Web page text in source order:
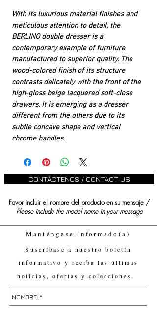
With its luxurious material finishes and
meticulous attention to detail, the
BERLINO double dresser is a
contemporary example of furniture
manufactured to superior quality. The
wood-colored finish of its structure
contrasts delicately with the front of the
high-gloss beige lacquered soft-close
drawers. It is emerging as a dresser
different from the others due to its
subtle concave shape and vertical
chrome handles.
CONTÁCTENOS / CONTACT US
Favor incluir el nombre del producto en su mensaje /
Please include the model name in your message
Manténgase Informado(a)
Suscríbase a nuestro boletín
informativo y reciba las últimas
noticias, ofertas y colecciones.